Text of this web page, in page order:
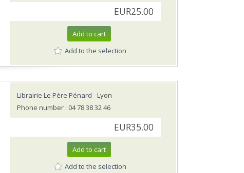
EUR25.00
Add to cart
Add to the selection
Librairie Le Père Pénard - Lyon
Phone number : 04 78 38 32 46
EUR35.00
Add to cart
Add to the selection